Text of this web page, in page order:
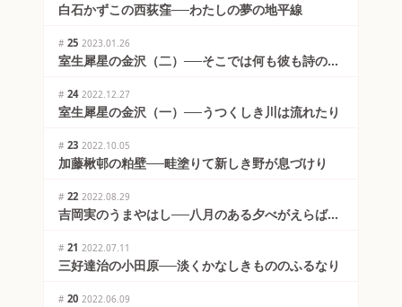
白石かずこの西荻窪──わたしの夢の地平線
# 25 2023.01.26
室生犀星の金沢（二）──そこでは何も彼も詩の世
# 24 2022.12.27
室生犀星の金沢（一）──うつくしき川は流れたり
# 23 2022.10.05
加藤楸邨の粕壁──畦塗りて新しき野が息づけり
# 22 2022.08.29
吉岡実のうまやはし──八月のある夕べがえらばれ
# 21 2022.07.11
三好達治の小田原──淡くかなしきもののふるなり
# 20 2022.06.09